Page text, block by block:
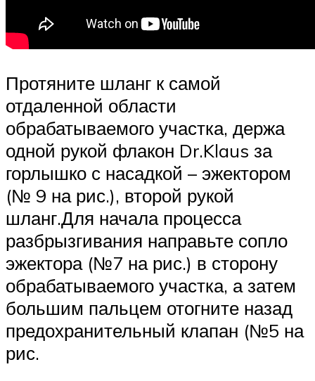
Протяните шланг к самой
отдаленной области
обрабатываемого участка, держа
одной рукой флакон Dr.Klaus за
горлышко с насадкой – эжектором
(№ 9 на рис.), второй рукой
шланг.Для начала процесса
разбрызгивания направьте сопло
эжектора (№7 на рис.) в сторону
обрабатываемого участка, а затем
большим пальцем отогните назад
предохранительный клапан (№5 на
рис.